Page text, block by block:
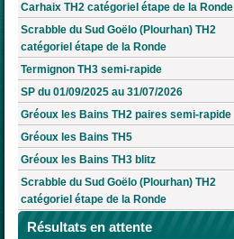
Carhaix TH2 catégoriel étape de la Ronde
Scrabble du Sud Goëlo (Plourhan) TH2
catégoriel étape de la Ronde
Termignon TH3 semi-rapide
SP du 01/09/2025 au 31/07/2026
Gréoux les Bains TH2 paires semi-rapide
Gréoux les Bains TH5
Gréoux les Bains TH3 blitz
Scrabble du Sud Goëlo (Plourhan) TH2
catégoriel étape de la Ronde
Résultats en attente